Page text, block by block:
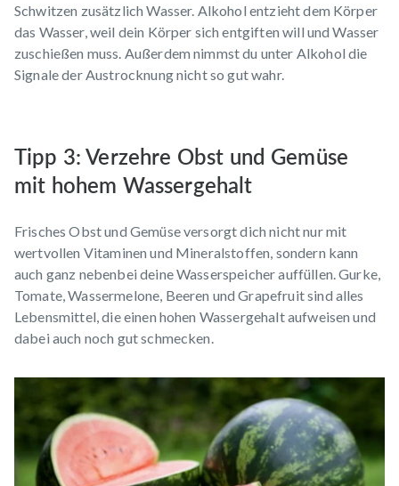
Schwitzen zusätzlich Wasser. Alkohol entzieht dem Körper
das Wasser, weil dein Körper sich entgiften will und Wasser
zuschießen muss. Außerdem nimmst du unter Alkohol die
Signale der Austrocknung nicht so gut wahr.
Tipp 3: Verzehre Obst und Gemüse
mit hohem Wassergehalt
Frisches Obst und Gemüse versorgt dich nicht nur mit
wertvollen Vitaminen und Mineralstoffen, sondern kann
auch ganz nebenbei deine Wasserspeicher auffüllen. Gurke,
Tomate, Wassermelone, Beeren und Grapefruit sind alles
Lebensmittel, die einen hohen Wassergehalt aufweisen und
dabei auch noch gut schmecken.